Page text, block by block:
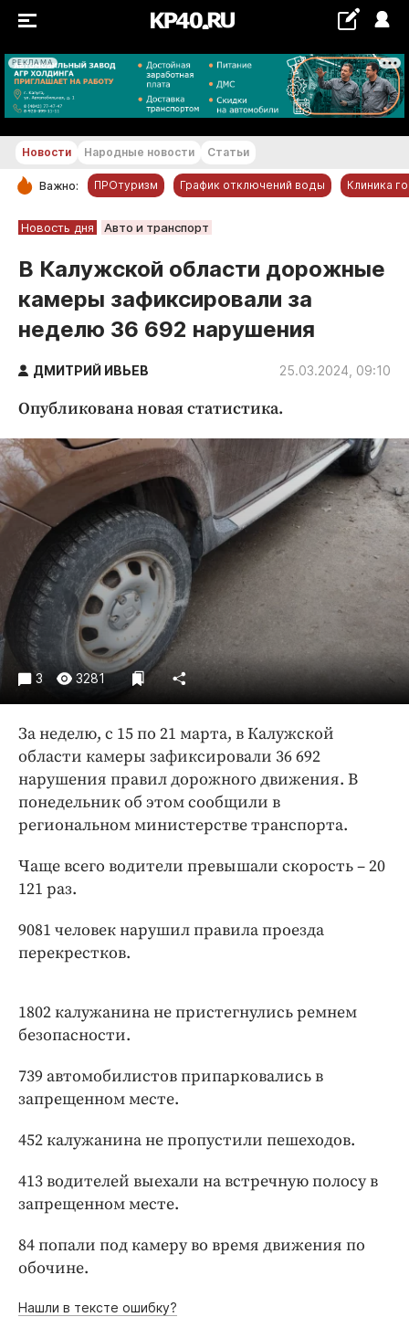
РЕКЛАМА
+29...+30 °С
РУБРИКИ
Новости компаний
Статьи
Народные новости
Авто и транспорт
Культура
Недвижимость и ЖКХ
Образование
Общество
Погода
Праздники
Происшествия
Спорт
Экономика и бизнес
ПРОЕКТЫ
Блоги
Издания
Медиаперсона
Интересное чтиво
Бренд года
Новости Народные новости Статьи
Важно: ПРОтуризм График отключений воды Клиника
Новость дня Авто и транспорт
В Калужской области дорожные
камеры зафиксировали за
неделю 36 692 нарушения
ДМИТРИЙ ИВЬЕВ 25.03.2024, 09:10
Опубликована новая статистика.
3 3281
За неделю, с 15 по 21 марта, в Калужской
области камеры зафиксировали 36 692
нарушения правил дорожного движения. В
понедельник об этом сообщили в
региональном министерстве транспорта.
Чаще всего водители превышали скорость – 20
121 раз.
9081 человек нарушил правила проезда
перекрестков.
1802 калужанина не пристегнулись ремнем
безопасности.
739 автомобилистов припарковались в
запрещенном месте.
452 калужанина не пропустили пешеходов.
413 водителей выехали на встречную полосу в
запрещенном месте.
84 попали под камеру во время движения по
обочине.
Нашли в тексте ошибку?